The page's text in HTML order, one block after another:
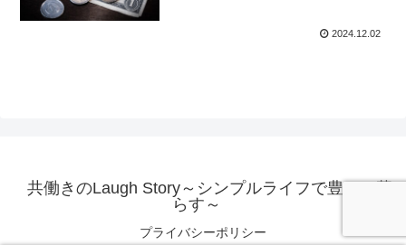
2024.12.02
共働きのLaugh Story～シンプルライフで豊かに暮
らす～
プライバシーポリシー